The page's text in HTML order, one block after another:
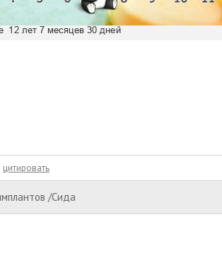
цитировать
/Сида